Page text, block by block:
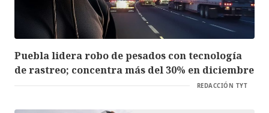
Puebla lidera robo de pesados con tecnología
de rastreo; concentra más del 30% en diciembre
REDACCIÓN TYT